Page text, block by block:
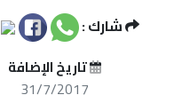
شارك :
تاريخ الإضافة
31/7/2017